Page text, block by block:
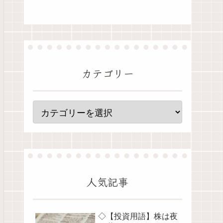
カテゴリー
人気記事
◇【投資用語】株は夜